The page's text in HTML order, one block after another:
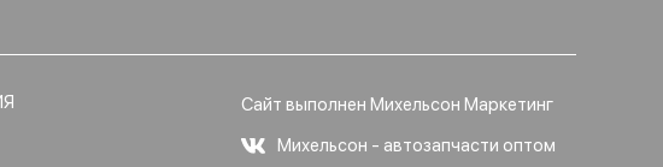
Сайт выполнен Михельсон Маркетинг
Михельсон - автозапчасти оптом